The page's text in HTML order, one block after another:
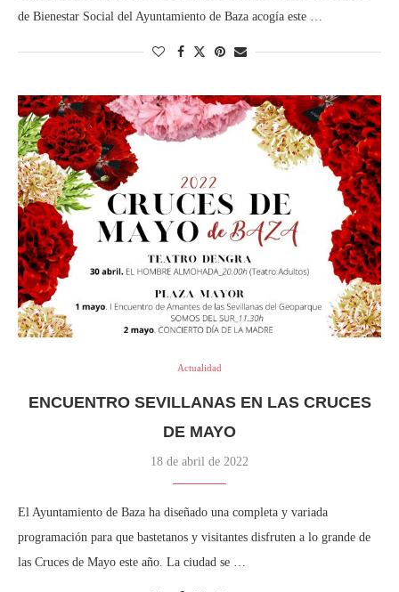
de Bienestar Social del Ayuntamiento de Baza acogía este …
Actualidad
ENCUENTRO SEVILLANAS EN LAS CRUCES
DE MAYO
18 de abril de 2022
El Ayuntamiento de Baza ha diseñado una completa y variada
programación para que bastetanos y visitantes disfruten a lo grande de
las Cruces de Mayo este año. La ciudad se …